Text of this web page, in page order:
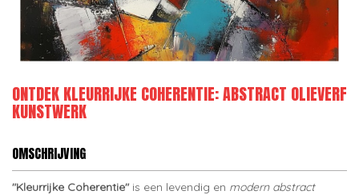
ONTDEK KLEURRIJKE COHERENTIE: ABSTRACT OLIEVERF
KUNSTWERK
OMSCHRIJVING
"Kleurrijke Coherentie" is een levendig en modern abstract